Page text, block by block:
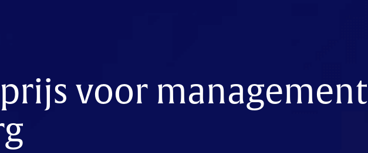
voor management